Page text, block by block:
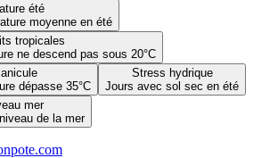
été
moyenne en été
tropicales
ne descend pas sous 20°C
dépasse 35°C
Stress hydrique
Jours avec sol sec en été
mer
de la mer